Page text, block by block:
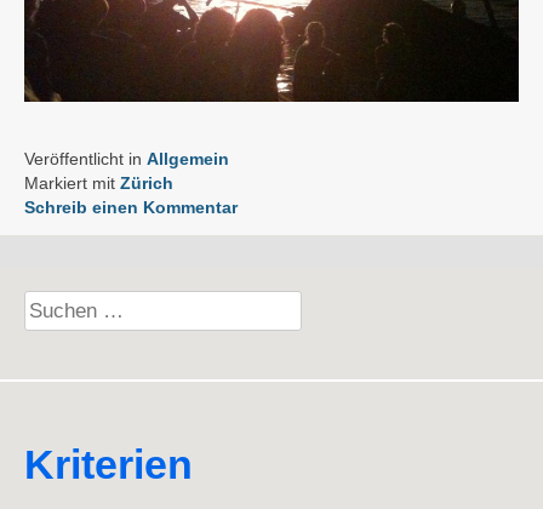
Veröffentlicht in Allgemein
Markiert mit Zürich
Schreib einen Kommentar
Suchen
nach:
Kriterien